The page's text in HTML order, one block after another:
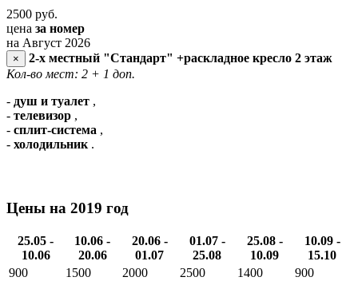
2500 руб.
цена за номер
на Август 2026
×
2-х местный "Стандарт" +раскладное кресло 2 этаж
Кол-во мест: 2 + 1 доп.
- душ и туалет ,
- телевизор ,
- сплит-система ,
- холодильник .
Цены на 2019 год
25.05 -
10.06
10.06 -
20.06
20.06 -
01.07
01.07 -
25.08
25.08 -
10.09
10.09 -
15.10
900
1500 2000 2500 1400 900